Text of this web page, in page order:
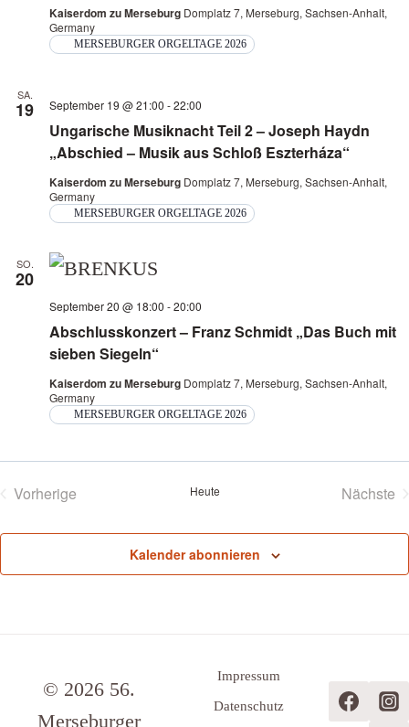
Kaiserdom zu Merseburg Domplatz 7, Merseburg, Sachsen-Anhalt,
Germany
MERSEBURGER ORGELTAGE 2026
SA.
19
Ungarische Musiknacht Teil 2 – Joseph Haydn
„Abschied – Musik aus Schloß Eszterháza“
September 19 @ 21:00 -22:00
Kaiserdom zu Merseburg Domplatz 7, Merseburg, Sachsen-Anhalt,
Germany
MERSEBURGER ORGELTAGE 2026
SO.
20
Abschlusskonzert – Franz Schmidt „Das Buch mit
sieben Siegeln“
September 20 @ 18:00 -20:00
Kaiserdom zu Merseburg Domplatz 7, Merseburg, Sachsen-Anhalt,
Germany
MERSEBURGER ORGELTAGE 2026
Vorherige
Heute
Nächste
Kalender abonnieren
© 2026 56.
Merseburger
Impressum
Datenschutz